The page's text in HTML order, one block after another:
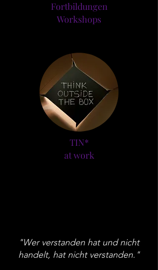
Fortbildungen
Workshops
TIN*
at work
"Wer verstanden hat und nicht
handelt, hat nicht verstanden."